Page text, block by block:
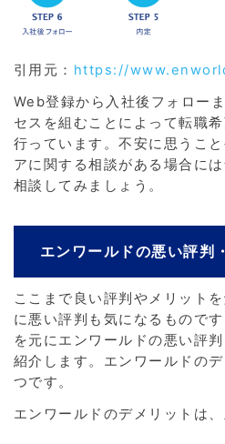
引用元： https://
Web登録から入社後フォロー
セスを組むことによって転職
行っています。不安に思うこ
アに関する相談がある場合に
相談してみましょう。
エンワールドの悪い評判
ここまで良い評判やメリット
に悪い評判も気になるもので
を元にエンワールドの悪い評
紹介します。エンワールドの
つです。
エンワールドのデメリットは